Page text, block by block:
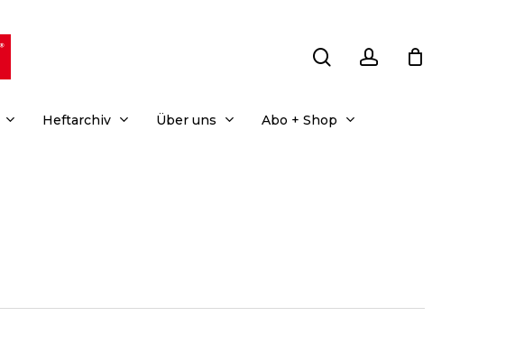
Heftarchiv Über uns Abo + Shop